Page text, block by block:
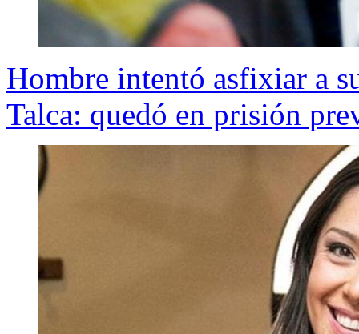
Hombre intentó asfixiar a
Talca: quedó en prisión